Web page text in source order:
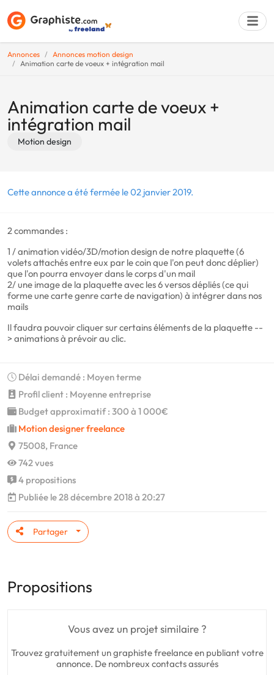
Annonces
Annonces motion design
Animation carte de voeux + intégration mail
Animation carte de voeux +
intégration mail
Motion design
Cette annonce a été fermée le 02 janvier 2019.
2 commandes :
1 / animation vidéo/3D/motion design de notre plaquette (6
volets attachés entre eux par le coin que l'on peut donc déplier)
que l'on pourra envoyer dans le corps d'un mail
2/ une image de la plaquette avec les 6 versos dépliés (ce qui
forme une carte genre carte de navigation) à intégrer dans nos
mails
Il faudra pouvoir cliquer sur certains éléments de la plaquette --
> animations à prévoir au clic.
Délai demandé : Moyen terme
Profil client : Moyenne entreprise
Budget approximatif : 300 à 1 000€
Motion designer freelance
75008, France
742 vues
4 propositions
Publiée le 28 décembre 2018 à 20:27
Partager
Propositions
Vous avez un projet similaire ?
Trouvez gratuitement un graphiste freelance en publiant votre
annonce. De nombreux contacts assurés